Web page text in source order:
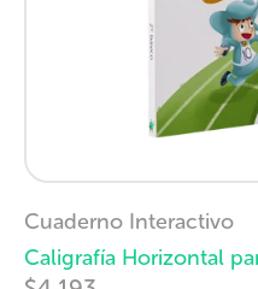
Cuaderno Interactivo
Caligrafía Horizontal